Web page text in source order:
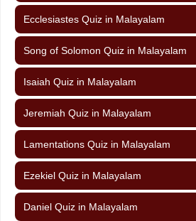
Ecclesiastes Quiz in Malayalam
Song of Solomon Quiz in Malayalam
Isaiah Quiz in Malayalam
Jeremiah Quiz in Malayalam
Lamentations Quiz in Malayalam
Ezekiel Quiz in Malayalam
Daniel Quiz in Malayalam